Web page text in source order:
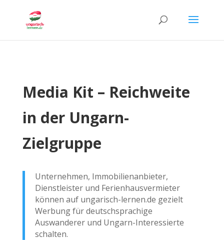
Media Kit – Reichweite
in der Ungarn-
Zielgruppe
Unternehmen, Immobilienanbieter,
Dienstleister und Ferienhausvermieter
können auf ungarisch-lernen.de gezielt
Werbung für deutschsprachige
Auswanderer und Ungarn-Interessierte
schalten.